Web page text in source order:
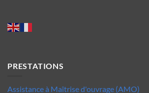
PRESTATIONS
Assistance à Maîtrise d'ouvrage (AMO)